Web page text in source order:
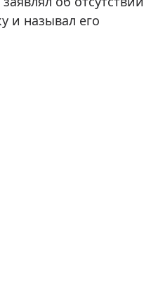
и называл его